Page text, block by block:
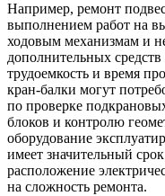
Например, ремонт
выполнением работ на
ходовым механизмам и
дополнительных
трудоемкость и время
кран-балки могут
по проверке
блоков и контролю
оборудование
имеет значительный
расположение
на сложность ремонта.